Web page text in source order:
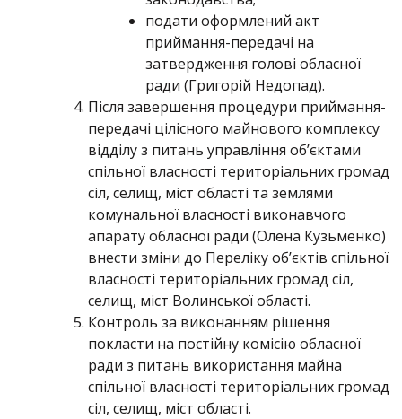
подати оформлений акт
приймання-передачі на
затвердження голові обласної
ради (Григорій Недопад).
Після завершення процедури приймання-
передачі цілісного майнового комплексу
відділу з питань управління об’єктами
спільної власності територіальних громад
сіл, селищ, міст області та землями
комунальної власності виконавчого
апарату обласної ради (Олена Кузьменко)
внести зміни до Переліку об’єктів спільної
власності територіальних громад сіл,
селищ, міст Волинської області.
Контроль за виконанням рішення
покласти на постійну комісію обласної
ради з питань використання майна
спільної власності територіальних громад
сіл, селищ, міст області.